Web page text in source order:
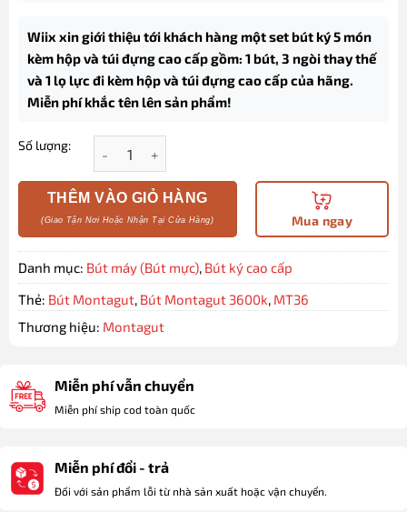
Wiix xin giới thiệu tới khách hàng một set bút ký 5 món
kèm hộp và túi đựng cao cấp gồm: 1 bút, 3 ngòi thay thế
và 1 lọ lực đi kèm hộp và túi đựng cao cấp của hãng.
Miễn phí khắc tên lên sản phẩm!
Số lượng:
THÊM VÀO GIỎ HÀNG
Mua ngay
Danh mục: Bút máy (Bút mực), Bút ký cao cấp
Thẻ: Bút Montagut, Bút Montagut 3600k, MT36
Thương hiệu: Montagut
Miễn phí vẫn chuyển
Miễn phí ship cod toàn quốc
Miễn phí đổi - trả
Đối với sản phẩm lỗi từ nhà sản xuất hoặc vận chuyển.